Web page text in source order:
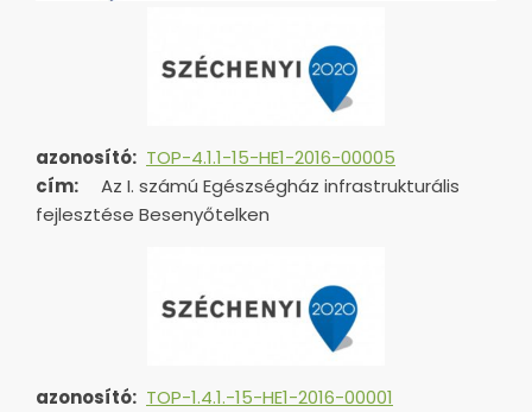
azonosító: TOP-4.1.1-15-HE1-2016-00005
cím:
Az I. számú Egészségház infrastrukturális
fejlesztése Besenyőtelken
azonosító: TOP-1.4.1.-15-HE1-2016-00001